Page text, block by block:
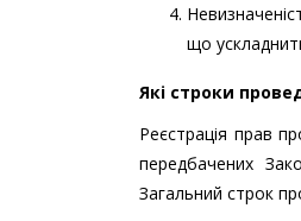
що
Які строки
Реєстрація прав
передбачених
Загальний строк